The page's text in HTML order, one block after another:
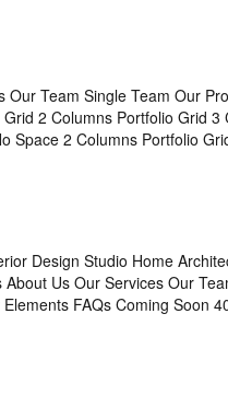
Our Team Single Team Our
2 Columns Portfolio Grid
Space 2 Columns Portfolio
Design Studio Home
Us Our Services Our
FAQs Coming Soon